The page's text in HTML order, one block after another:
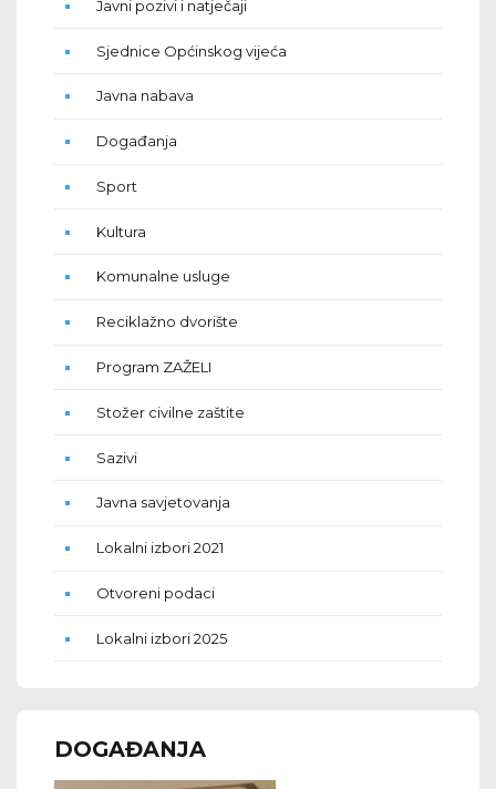
Javni pozivi i natječaji
Sjednice Općinskog vijeća
Javna nabava
Događanja
Sport
Kultura
Komunalne usluge
Reciklažno dvorište
Program ZAŽELI
Stožer civilne zaštite
Sazivi
Javna savjetovanja
Lokalni izbori 2021
Otvoreni podaci
Lokalni izbori 2025
DOGAĐANJA